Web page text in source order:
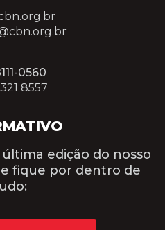
edição do nosso
fique por dentro de
0560
8557